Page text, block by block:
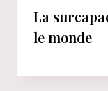
La
le monde